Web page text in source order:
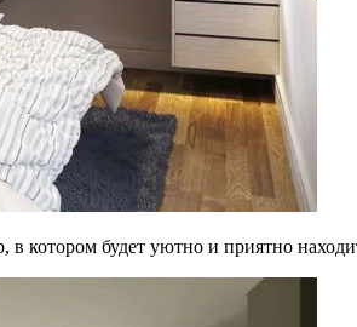
котором будет уютно и приятно